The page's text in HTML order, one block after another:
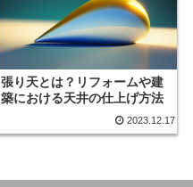
張り天とは？リフォームや建
築における天井の仕上げ方法
2023.12.17